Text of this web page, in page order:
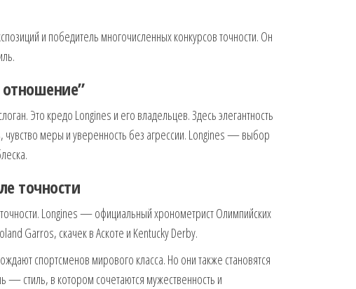
и победитель многочисленных конкурсов точности. Он
Это кредо Longines и его владельцев. Здесь элегантность
меры и уверенность без агрессии. Longines — выбор
точности
Longines — официальный хронометрист Олимпийских
Garros, скачек в Аскоте и Kentucky Derby.
спортсменов мирового класса. Но они также становятся
— стиль, в котором сочетаются мужественность и